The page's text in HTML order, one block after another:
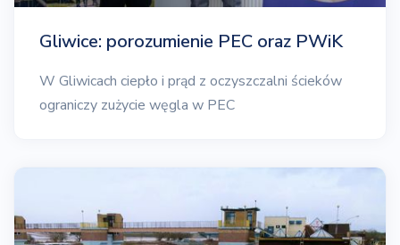
Gliwice: porozumienie PEC oraz PWiK
W Gliwicach ciepło i prąd z oczyszczalni ścieków
ograniczy zużycie węgla w PEC